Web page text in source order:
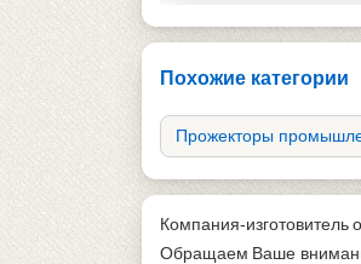
Похожие категории
Прожекторы
Компания-изготовитель
Обращаем Ваше